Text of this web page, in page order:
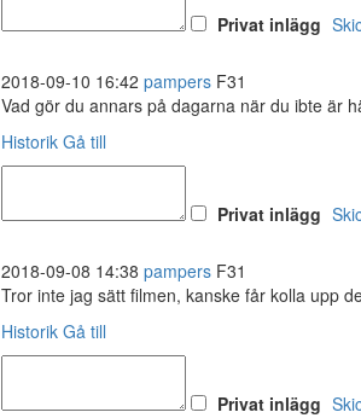
Privat inlägg
2018-09-10 16:42 pampers F31
Vad gör du annars på dagarna när du ibte är
Historik Gå till
Privat inlägg
2018-09-08 14:38 pampers F31
Tror inte jag sätt filmen, kanske får kolla upp
Historik Gå till
Privat inlägg